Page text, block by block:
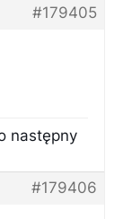
#179405
następny
#179406